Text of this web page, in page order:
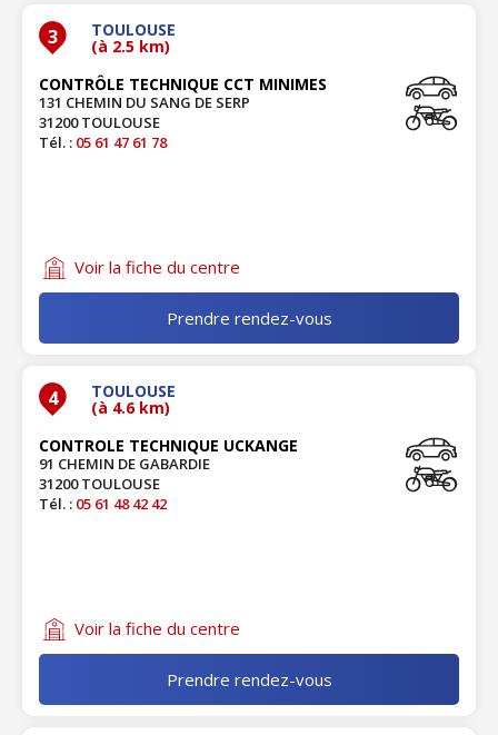
3 TOULOUSE
(à 2.5 km)
CONTRÔLE TECHNIQUE CCT MINIMES
131 CHEMIN DU SANG DE SERP
31200 TOULOUSE
Tél. : 05 61 47 61 78
Voir la fiche du centre
Prendre rendez-vous
4 TOULOUSE
(à 4.6 km)
CONTROLE TECHNIQUE UCKANGE
91 CHEMIN DE GABARDIE
31200 TOULOUSE
Tél. : 05 61 48 42 42
Voir la fiche du centre
Prendre rendez-vous